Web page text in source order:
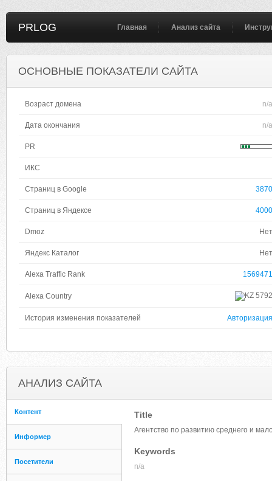
PRLOG Главная Анализ сайта
ОСНОВНЫЕ ПОКАЗАТЕЛИ САЙТА
Возраст домена n/a
Дата окончания n/a
PR
ИКС
Страниц в Google 3870
Страниц в Яндексе 4000
Dmoz Нет
Яндекс Каталог Нет
Alexa Traffic Rank 1569471
Alexa Country 5792
История изменения показателей Авторизация
АНАЛИЗ САЙТА
Контент
Информер
Посетители
Title
Агентство по развитию среднего и
Keywords
n/a